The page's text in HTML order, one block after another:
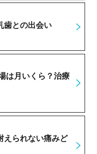
歯との出会い
は月いくら？治療
えられない痛みど